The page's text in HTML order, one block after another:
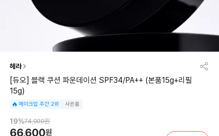
헤라
[듀오] 블랙 쿠션 파운데이션 SPF34/PA++ (본품15g+리필
15g)
메이크업 주간 2위 사은품
19%74,000원
66,600원